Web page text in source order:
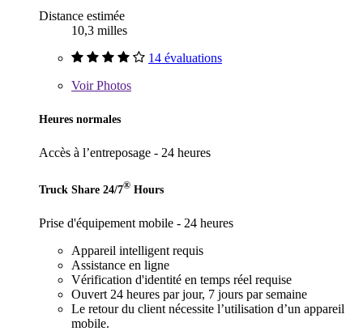
Distance estimée
10,3 milles
14 évaluations
VoirPhotos
Heures normales
Accès à l’entreposage - 24 heures
Truck Share 24/7® Hours
Prise d'équipement mobile - 24 heures
Appareil intelligent requis
Assistance en ligne
Vérification d'identité en temps réel requise
Ouvert 24 heures par jour, 7 jours par semaine
Le retour du client nécessite l’utilisation d’un appareil
mobile.